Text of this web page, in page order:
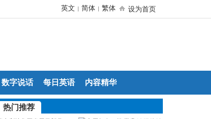
设为首页
英文 | 简体 | 繁体
数字说话 每日英语 内容精华
热门推荐